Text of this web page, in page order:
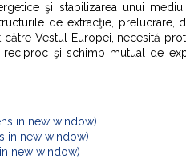
şi stabilizarea unui
de extracţie, prelucrare,
Vestul Europei, necesită
şi schimb mutual de
in new window)
in new window)
new window)